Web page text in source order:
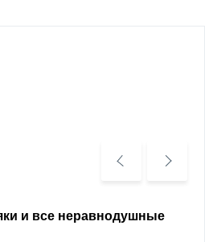
и все неравнодушные